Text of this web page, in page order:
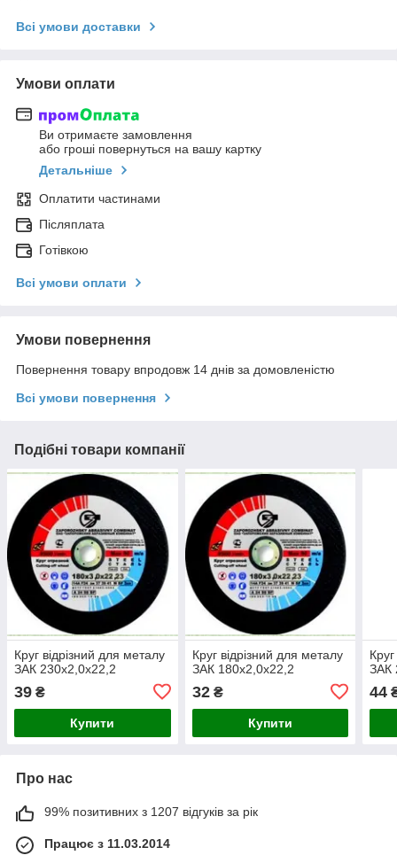
Всі умови доставки
Умови оплати
Ви отримаєте замовлення
або гроші повернуться на вашу картку
Детальніше
Оплатити частинами
Післяплата
Готівкою
Всі умови оплати
Умови повернення
Повернення товару впродовж 14 днів за домовленістю
Всі умови повернення
Подібні товари компанії
Круг відрізний для металу
ЗАК 230х2,0х22,2
39 ₴
Купити
Круг відрізний для металу
ЗАК 180х2,0х22,2
32₴
Купити
ЗАК
44
Про нас
99% позитивних з 1207 відгуків за рік
Працює з 11.03.2014